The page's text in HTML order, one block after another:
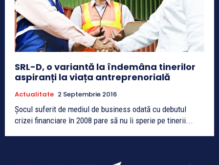
SRL-D, o variantă la îndemâna tinerilor
aspiranți la viața antreprenorială
Actualitate 2 Septembrie 2016
Șocul suferit de mediul de business odată cu debutul
crizei financiare în 2008 pare să nu îi sperie pe tinerii...